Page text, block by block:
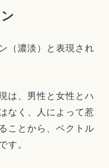
（濃淡）と表現され
は、男性と女性とハ
なく、人によって惹
ことから、ベクトル
す。